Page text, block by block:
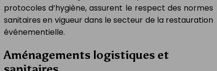
protocoles d’hygiène, assurent le respect des normes
sanitaires en vigueur dans le secteur de la restauration
événementielle.
Aménagements logistiques et